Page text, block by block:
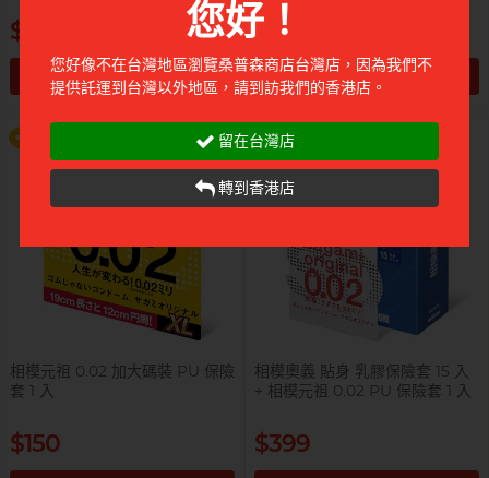
$840
加入購物車
$300
加入購物車
提醒你，凡購買任何商品即可以
$99 換購 Smile Makers 私密潤滑
液 0% Paraben 60ml 一支
更多優惠
相模元祖 0.02 加大碼裝 PU 保險
套 1 入
$150
提醒你，凡購買任何商品即可以
$99 換購 Smile Makers 私密潤滑
液 0% Paraben 60ml 一支
更多優惠
相模奧義 貼身 乳膠保險套 15 入
+ 相模元祖 0.02 PU 保險套 1 入
$399
$99 換購 Smile Makers 私密潤滑
液 0% Paraben 60ml 一支
$99 換購 Smile Makers 私密潤滑
液 0% Paraben 60ml 一支
您好！
您好像不在台灣地區瀏覽桑普森商店台灣店，因為我們不
提供託運到台灣以外地區，請到訪我們的香港店。
留在台灣店
轉到香港店